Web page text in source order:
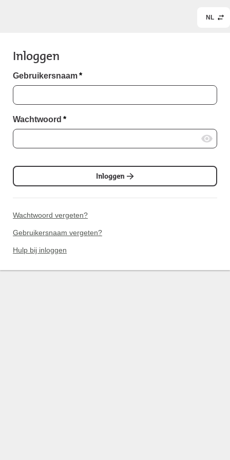
NL
Inloggen
Gebruikersnaam*
Wachtwoord *
Inloggen
Wachtwoord vergeten?
Gebruikersnaam vergeten?
Hulp bij inloggen